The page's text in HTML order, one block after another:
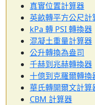
真實位置計算器
英畝轉平方公尺計
kPa 轉 PSI 轉換器
混凝土重量計算器
公升轉換為盎司
千赫到兆赫轉換器
十億到克羅爾轉換
華氏轉開爾文計算
CBM 計算器